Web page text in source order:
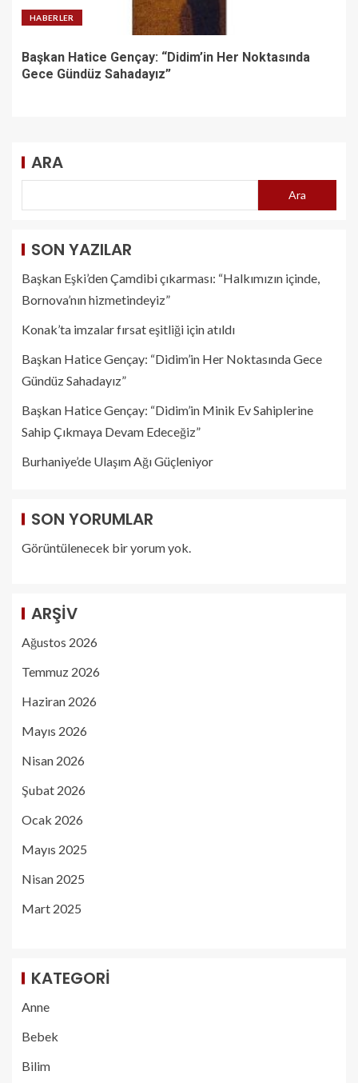
HABERLER
Başkan Hatice Gençay: “Didim’in Her Noktasında
Gece Gündüz Sahadayız”
ARA
Ara
SON YAZILAR
Başkan Eşki’den Çamdibi çıkarması: “Halkımızın içinde,
Bornova’nın hizmetindeyiz”
Konak’ta imzalar fırsat eşitliği için atıldı
Başkan Hatice Gençay: “Didim’in Her Noktasında Gece
Gündüz Sahadayız”
Başkan Hatice Gençay: “Didim’in Minik Ev Sahiplerine
Sahip Çıkmaya Devam Edeceğiz”
Burhaniye’de Ulaşım Ağı Güçleniyor
SON YORUMLAR
Görüntülenecek bir yorum yok.
ARŞIV
Ağustos 2026
Temmuz 2026
Haziran 2026
Mayıs 2026
Nisan 2026
Şubat 2026
Ocak 2026
Mayıs 2025
Nisan 2025
Mart 2025
KATEGORI
Anne
Bebek
Bilim